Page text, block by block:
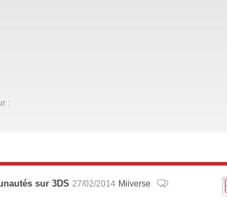
:
sur 3DS 27/02/2014 Miiverse